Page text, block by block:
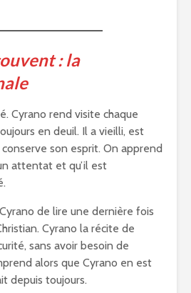
: la
Cyrano rend visite chaque
en deuil. Il a vieilli, est
son esprit. On apprend
attentat et qu’il est
de lire une dernière fois
Cyrano la récite de
sans avoir besoin de
alors que Cyrano en est
depuis toujours.